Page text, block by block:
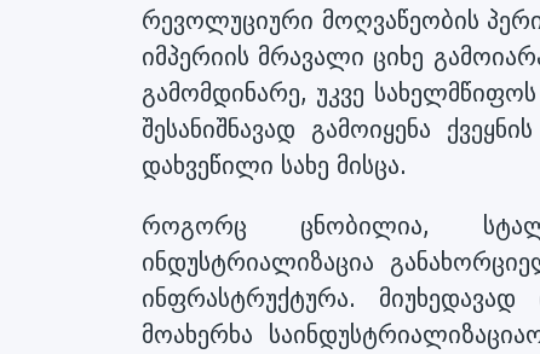
რევოლუციური მოღვაწეობის
იმპერიის მრავალი ციხე
გამომდინარე, უკვე
შესანიშნავად გამოიყენა
დახვეწილი სახე მისცა.
როგორც ცნობილია,
ინდუსტრიალიზაცია
ინფრასტრუქტურა.
მოახერხა